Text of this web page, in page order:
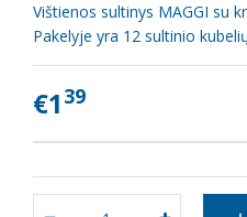
Vištienos sultinys MAGGI su
Pakelyje yra 12 sultinio
€1 39